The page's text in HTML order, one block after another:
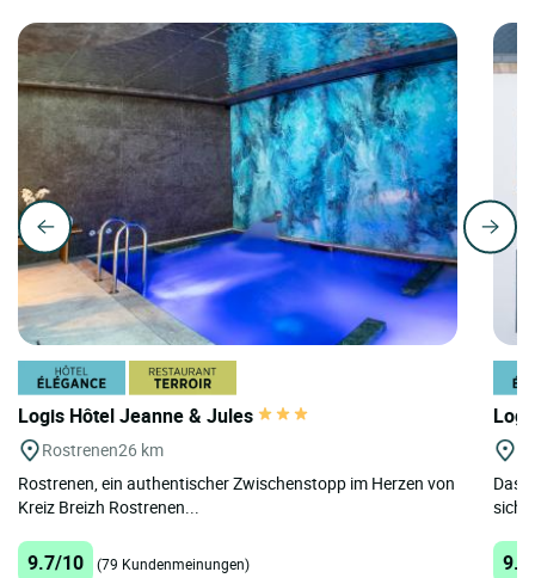
Logis Hôtel Jeanne & Jules
Rostrenen26 km
Rostrenen, ein authentischer Zwischenstopp im Herzen von
Kreiz Breizh Rostrenen...
9.7/10 (79 Kundenmeinungen)
Das
sich